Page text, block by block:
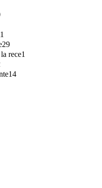
1
29
rece1
14